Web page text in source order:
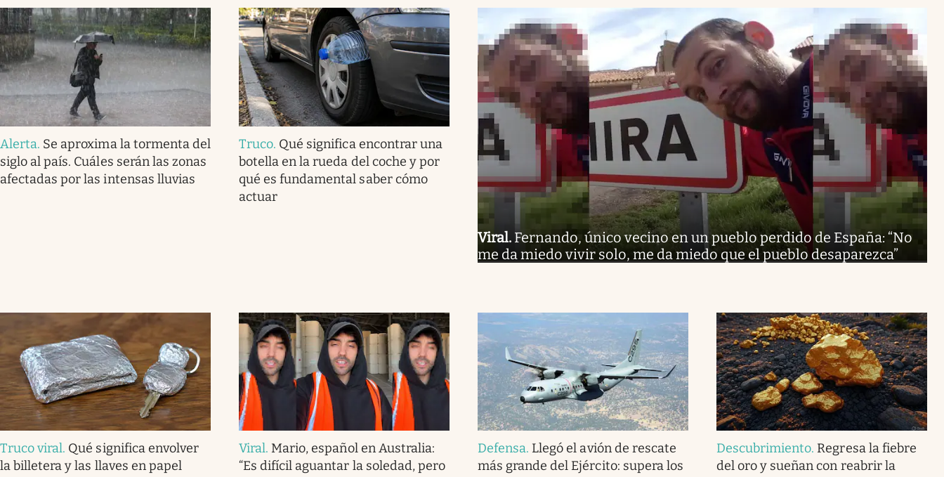
Alerta. Se aproxima la tormenta del
siglo al país. Cuáles serán las zonas
afectadas por las intensas lluvias
Truco. Qué significa encontrar una
botella en la rueda del coche y por
qué es fundamental saber cómo
actuar
Viral. Fernando, único vecino en un pueblo perdido de España: “No
me da miedo vivir solo, me da miedo que el pueblo desaparezca”
Truco viral. Qué significa envolver
la billetera y las llaves en papel
Viral. Mario, español en Australia:
“Es difícil aguantar la soledad, pero
Defensa. Llegó el avión de rescate
más grande del Ejército: supera los
Descubrimiento. Regresa la fiebre
del oro y sueñan con reabrir la